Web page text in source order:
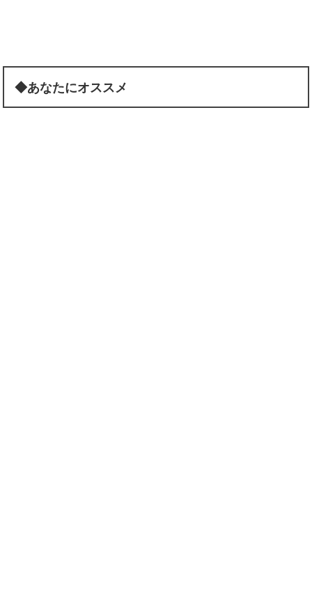
◆あなたにオススメ